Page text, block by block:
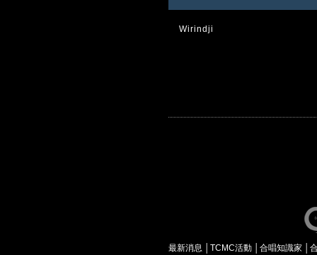
Wirindji
最新消息 │TCMC活動 │合唱知識家 │